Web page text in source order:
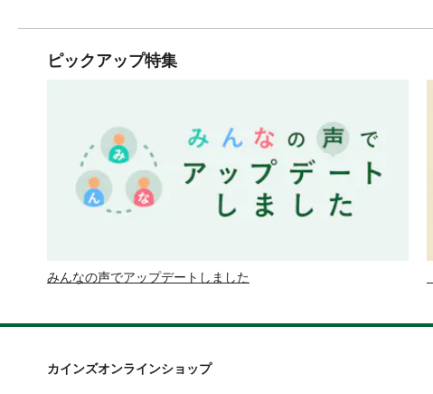
ピックアップ特集
みんなの声でアップデートしました
カインズオンラインショップ